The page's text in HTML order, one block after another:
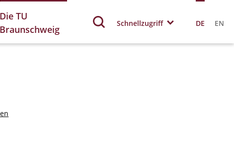
Die TU
Braunschweig
Schnellzugriff DE EN